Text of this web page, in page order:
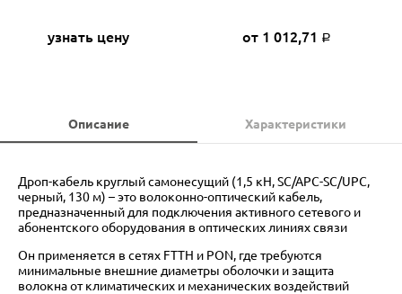
узнать цену от 1 012,71 Р
Описание Характеристики
Дроп-кабель круглый самонесущий (1,5 кН, SC/APC-SC/UPC,
черный, 130 м) – это волоконно-оптический кабель,
предназначенный для подключения активного сетевого и
абонентского оборудования в оптических линиях связи
Он применяется в сетях FTTH и PON, где требуются
минимальные внешние диаметры оболочки и защита
волокна от климатических и механических воздействий